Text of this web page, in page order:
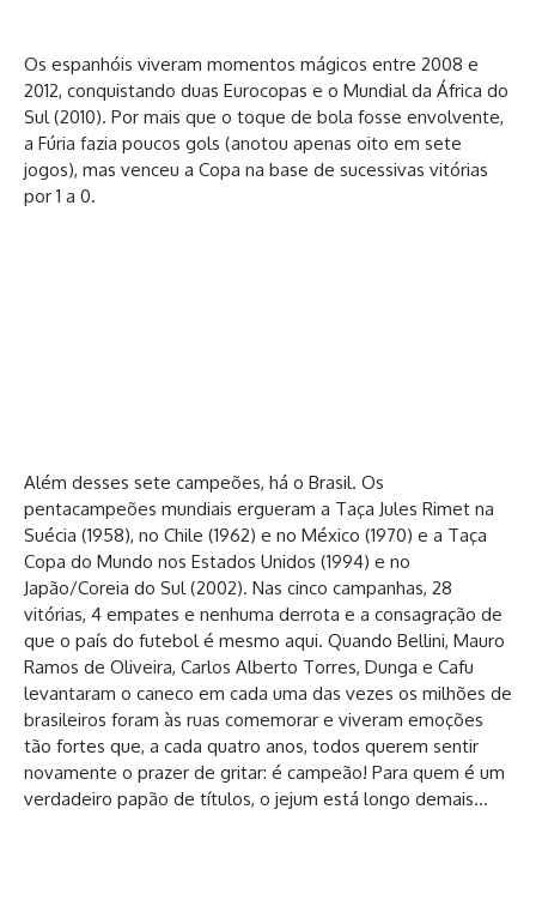
Os espanhóis viveram momentos mágicos entre 2008 e
2012, conquistando duas Eurocopas e o Mundial da África do
Sul (2010). Por mais que o toque de bola fosse envolvente,
a Fúria fazia poucos gols (anotou apenas oito em sete
jogos), mas venceu a Copa na base de sucessivas vitórias
por 1 a 0.
Além desses sete campeões, há o Brasil. Os
pentacampeões mundiais ergueram a Taça Jules Rimet na
Suécia (1958), no Chile (1962) e no México (1970) e a Taça
Copa do Mundo nos Estados Unidos (1994) e no
Japão/Coreia do Sul (2002). Nas cinco campanhas, 28
vitórias, 4 empates e nenhuma derrota e a consagração de
que o país do futebol é mesmo aqui. Quando Bellini, Mauro
Ramos de Oliveira, Carlos Alberto Torres, Dunga e Cafu
levantaram o caneco em cada uma das vezes os milhões de
brasileiros foram às ruas comemorar e viveram emoções
tão fortes que, a cada quatro anos, todos querem sentir
novamente o prazer de gritar: é campeão! Para quem é um
verdadeiro papão de títulos, o jejum está longo demais…